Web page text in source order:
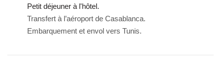
Petit déjeuner à l'hôtel.
Transfert à l’aéroport de Casablanca.
Embarquement et envol vers Tunis.